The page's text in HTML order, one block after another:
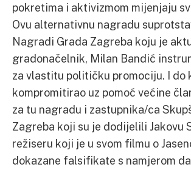
pokretima i aktivizmom mijenjaju
Ovu alternativnu nagradu
Nagradi Grada Zagreba koju je
gradonačelnik, Milan Bandić
za vlastitu političku promociju. I do
kompromitirao uz pomoć većine
za tu nagradu i zastupnika/ca
Zagreba koji su je dodijelili Jakovu
režiseru koji je u svom filmu o
dokazane falsifikate s namjerom